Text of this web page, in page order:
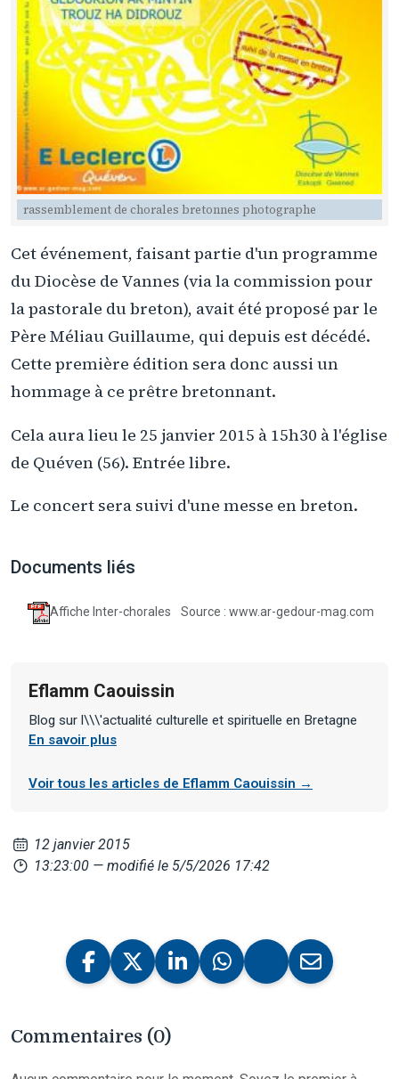
rassemblement de chorales bretonnes photographe
Cet événement, faisant partie d'un programme
du Diocèse de Vannes (via la commission pour
la pastorale du breton), avait été proposé par le
Père Méliau Guillaume, qui depuis est décédé.
Cette première édition sera donc aussi un
hommage à ce prêtre bretonnant.
Cela aura lieu le 25 janvier 2015 à 15h30 à l'église
de Quéven (56). Entrée libre.
Le concert sera suivi d'une messe en breton.
Documents liés
Affiche Inter-chorales Source : www.ar-gedour-mag.com
Eflamm Caouissin
Blog sur l\\\'actualité culturelle et spirituelle en Bretagne
En savoir plus
Voir tous les articles de Eflamm Caouissin →
12 janvier 2015
13:23:00 — modifié le 5/5/2026 17:42
Commentaires (0)